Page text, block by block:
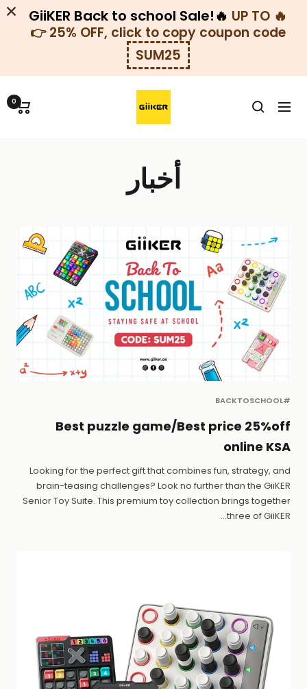
🔥
GiiKER Back to school Sale!🔥 UP TO
25% OFF, click to copy coupon code 👉
SUM25
التنقل
KSA
0
أخبار
#BACKTOSCHOOL
Best puzzle game/Best price 25%off
online KSA
Looking for the perfect gift that combines fun, strategy, and
brain-teasing challenges? Look no further than the GiiKER
Senior Toy Suite. This premium toy collection brings together
three of GiiKER...